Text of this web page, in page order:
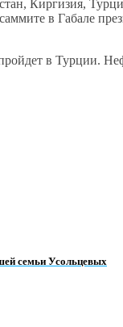
Киргизия,
в Габале
пройдет в Турции.
семьи Усольцевых